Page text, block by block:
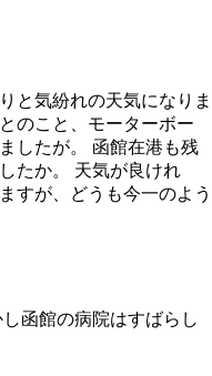
と気紛れの天気になりま
のこと、モーターボー
したが。 函館在港も残
たか。 天気が良けれ
すが、どうも今一のよう
函館の病院はすばらし